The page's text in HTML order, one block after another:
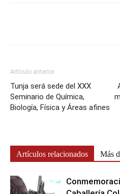
Artículo anterior
Tunja será sede del XXX
Seminario de Química,
Biología, Física y Áreas afines
Artículos relacionados Más